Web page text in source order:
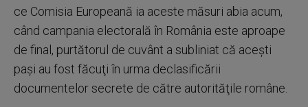
ce Comisia Europeană ia aceste măsuri abia acum,
când campania electorală în România este aproape
de final, purtătorul de cuvânt a subliniat că aceşti
paşi au fost făcuţi în urma declasificării
documentelor secrete de către autorităţile române.